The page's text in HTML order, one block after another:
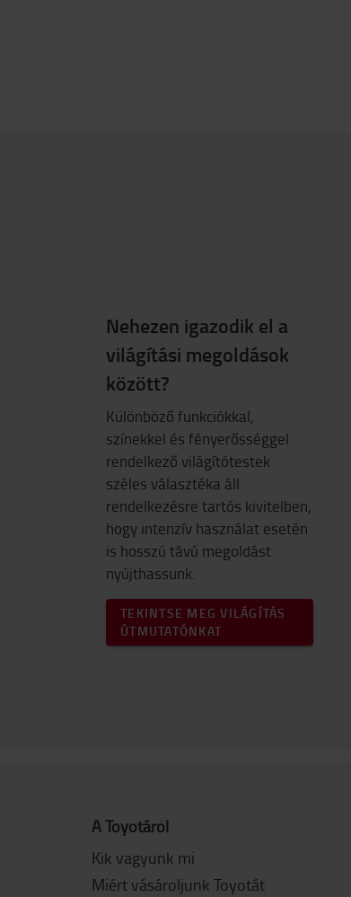
Nehezen igazodik el a
világítási megoldások
között?
Különböző funkciókkal,
színekkel és fényerősséggel
rendelkező világítótestek
széles választéka áll
rendelkezésre tartós kivitelben,
hogy intenzív használat esetén
is hosszú távú megoldást
nyújthassunk.
TEKINTSE MEG VILÁGÍTÁS
ÚTMUTATÓNKAT
A Toyotáról
Kik vagyunk mi
Miért vásároljunk Toyotát